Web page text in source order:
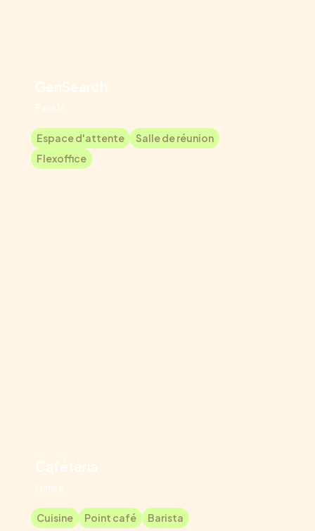
GenSearch
Paris 16
Espace d'attente
Salle de réunion
Flexoffice
Cafétéria
France
Cuisine Point café Barista